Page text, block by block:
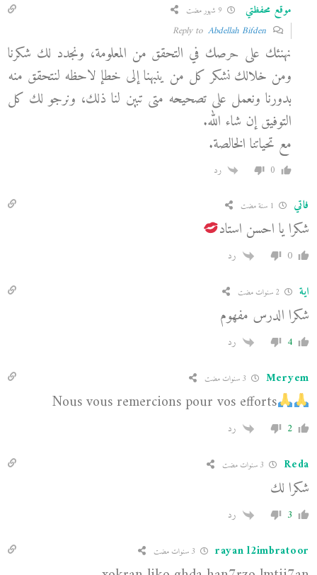
موقع محفظتي
Abdellah Bifden
نهنئك على حرصك في التحقق من المعلومة، ونجدد لك شكرنا
ومن خلالك نشكر كل من ينبهنا إلى خطإ لاحظه لنتحقق منه
بدورنا ونعمل على تصحيحه متى تبين لنا ذلك، ونرجو لك كل
التوفيق إن شاء الله.
مع تحياتنا الخالصة.
0 رد
فاتي
شكرا يا احسن استاد
0 رد
اية
شكرا الدرس مفهوم
4 رد
Meryem
Nous vous remercions pour vos efforts
2 رد
Reda
شكرا لك
3 رد
rayan l2imbratoor